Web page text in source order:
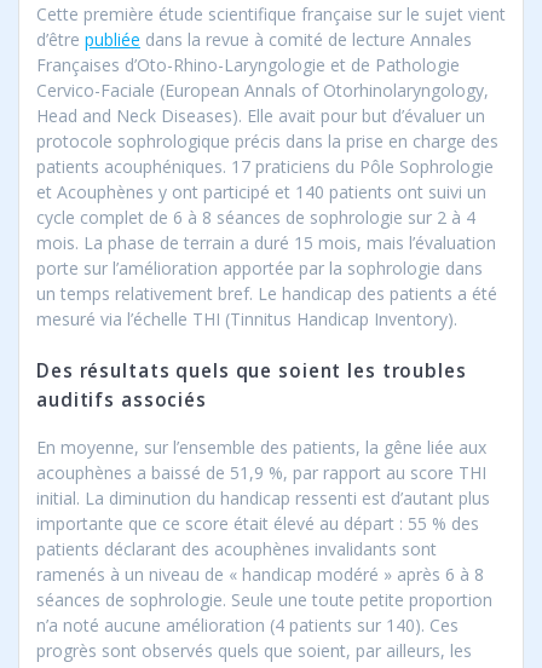
Cette première étude scientifique française sur le sujet vient
d’être publiée dans la revue à comité de lecture Annales
Françaises d’Oto-Rhino-Laryngologie et de Pathologie
Cervico-Faciale (European Annals of Otorhinolaryngology,
Head and Neck Diseases). Elle avait pour but d’évaluer un
protocole sophrologique précis dans la prise en charge des
patients acouphéniques. 17 praticiens du Pôle Sophrologie
et Acouphènes y ont participé et 140 patients ont suivi un
cycle complet de 6 à 8 séances de sophrologie sur 2 à 4
mois. La phase de terrain a duré 15 mois, mais l’évaluation
porte sur l’amélioration apportée par la sophrologie dans
un temps relativement bref. Le handicap des patients a été
mesuré via l’échelle THI (Tinnitus Handicap Inventory).
Des résultats quels que soient les troubles
auditifs associés
En moyenne, sur l’ensemble des patients, la gêne liée aux
acouphènes a baissé de 51,9 %, par rapport au score THI
initial. La diminution du handicap ressenti est d’autant plus
importante que ce score était élevé au départ : 55 % des
patients déclarant des acouphènes invalidants sont
ramenés à un niveau de « handicap modéré » après 6 à 8
séances de sophrologie. Seule une toute petite proportion
n’a noté aucune amélioration (4 patients sur 140). Ces
progrès sont observés quels que soient, par ailleurs, les